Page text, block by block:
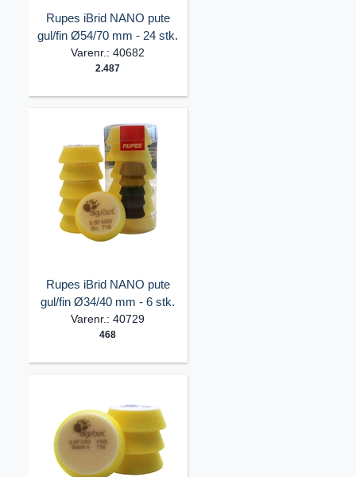
Rupes iBrid NANO pute
gul/fin Ø54/70 mm - 24 stk.
Varenr.: 40682
2.487
Rupes iBrid NANO pute
gul/fin Ø34/40 mm - 6 stk.
Varenr.: 40729
468